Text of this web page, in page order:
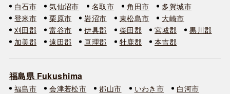
白石市
気仙沼市 名取市 角田市
多賀城市
登米市
栗原市 岩沼市 東松島市
大崎市
刈田郡
富谷市 伊具郡 柴田郡 宮城郡
黒川郡
加美郡
遠田郡 亘理郡 牡鹿郡 本吉郡
福島県 Fukushima
福島市 会津若松市 郡山市 いわき市
白河市